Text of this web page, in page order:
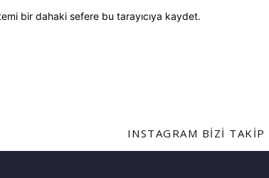
bir dahaki sefere bu tarayıcıya kaydet.
INSTAGRAM BIZI TAKIP